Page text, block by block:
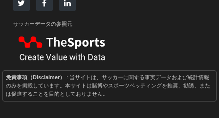
サッカーデータの参照元
免責事項（Disclaimer）
: 当サイトは、サッカーに関する事実データおよび統計情報
のみを掲載しています。本サイトは賭博やスポーツベッティングを推奨、勧誘、また
は促進することを目的としておりません。